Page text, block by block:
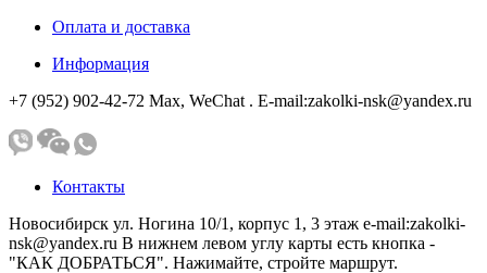
Оплата и доставка
Информация
+7 (952) 902-42-72 Мах, WeChat . E-mail:zakolki-nsk@yandex.ru
Контакты
Новосибирск ул. Ногина 10/1, корпус 1, 3 этаж e-mail:zakolki-
nsk@yandex.ru В нижнем левом углу карты есть кнопка -
"КАК ДОБРАТЬСЯ". Нажимайте, стройте маршрут.